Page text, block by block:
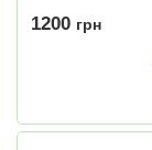
1200 грн